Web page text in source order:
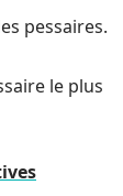
pessaires.
le plus